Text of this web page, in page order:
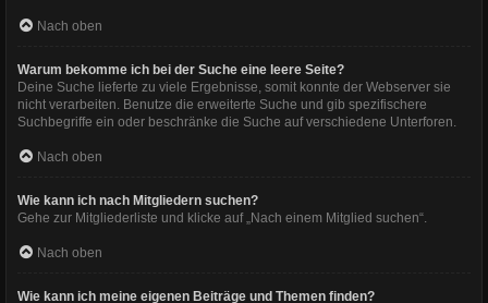
Nach oben
Warum bekomme ich bei der Suche eine leere Seite?
Deine Suche lieferte zu viele Ergebnisse, somit konnte der Webserver sie
nicht verarbeiten. Benutze die erweiterte Suche und gib spezifischere
Suchbegriffe ein oder beschränke die Suche auf verschiedene Unterforen.
Nach oben
Wie kann ich nach Mitgliedern suchen?
Gehe zur Mitgliederliste und klicke auf „Nach einem Mitglied suchen“.
Nach oben
Wie kann ich meine eigenen Beiträge und Themen finden?